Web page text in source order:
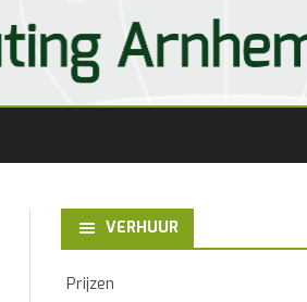
VERHUUR
Prijzen